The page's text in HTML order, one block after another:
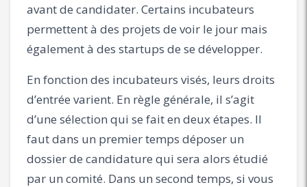
avant de candidater. Certains incubateurs
permettent à des projets de voir le jour mais
également à des startups de se développer.
En fonction des incubateurs visés, leurs droits
d’entrée varient. En règle générale, il s’agit
d’une sélection qui se fait en deux étapes. Il
faut dans un premier temps déposer un
dossier de candidature qui sera alors étudié
par un comité. Dans un second temps, si vous